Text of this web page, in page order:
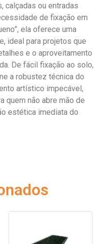
calçadas ou entradas
de fixação em
ela oferece uma
ideal para projetos que
e o aproveitamento
De fácil fixação ao solo,
a robustez técnica do
artístico impecável,
quem não abre mão de
estética imediata do